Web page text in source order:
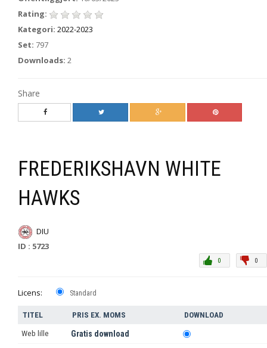
Rating:
Kategori: 2022-2023
Set: 797
Downloads: 2
Share
FREDERIKSHAVN WHITE
HAWKS
DIU
ID : 5723
0
0
Licens: Standard
TITEL PRIS EX. MOMS DOWNLOAD
Web lille Gratis download